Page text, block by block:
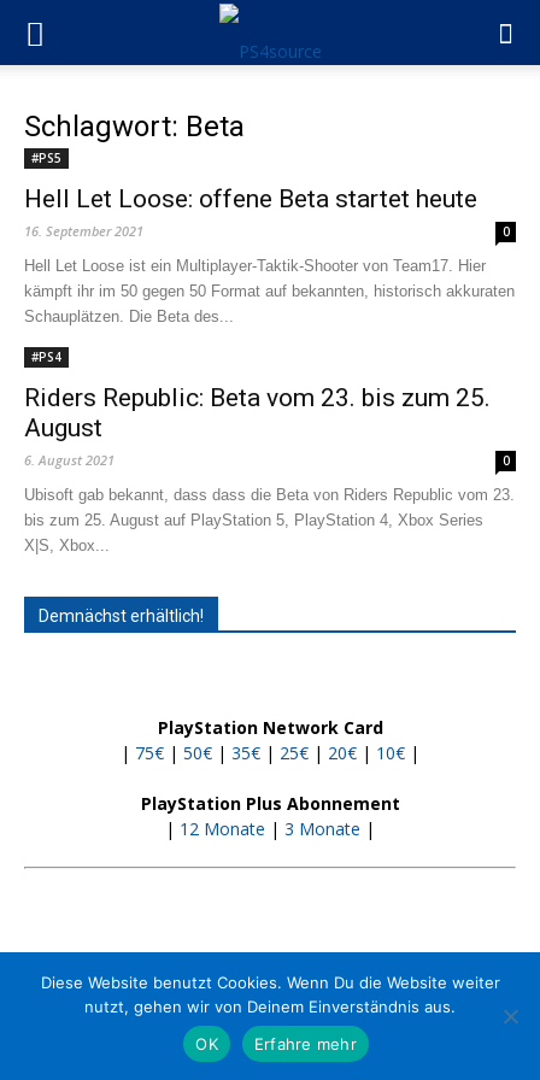
Schlagwort: Beta
#PS5
Hell Let Loose: offene Beta startet heute
16. September 2021 0
Hell Let Loose ist ein Multiplayer-Taktik-Shooter von Team17. Hier
kämpft ihr im 50 gegen 50 Format auf bekannten, historisch akkuraten
Schauplätzen. Die Beta des...
#PS4
Riders Republic: Beta vom 23. bis zum 25.
August
6. August 2021 0
Ubisoft gab bekannt, dass dass die Beta von Riders Republic vom 23.
bis zum 25. August auf PlayStation 5, PlayStation 4, Xbox Series
X|S, Xbox...
Demnächst erhältlich!
PlayStation Network Card
| 75€ | 50€ | 35€ | 25€ | 20€ | 10€ |
PlayStation Plus Abonnement
| 12 Monate | 3 Monate |
Kontakt Jobs Impressum Media-Kit
© 2013 - 2023 PS4source
Diese Website benutzt Cookies. Wenn Du die Website weiter
nutzt, gehen wir von Deinem Einverständnis aus.
OK
Erfahre mehr